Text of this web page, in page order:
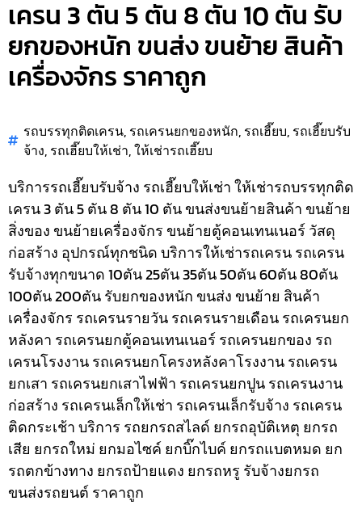
เครน 3 ตัน 5 ตัน 8 ตัน 10 ตัน รับ
ยกของหนัก ขนส่ง ขนย้าย สินค้า
เครื่องจักร ราคาถูก
รถบรรทุกติดเครน, รถเครนยกของหนัก, รถเฮี๊ยบ, รถเฮี๊ยบรับ
จ้าง, รถเฮี๊ยบให้เช่า,ให้เช่ารถเฮี๊ยบ
บริการรถเฮี๊ยบรับจ้าง รถเฮี๊ยบให้เช่า ให้เช่ารถบรรทุกติด
เครน 3 ตัน 5 ตัน 8 ตัน 10 ตัน ขนส่งขนย้ายสินค้า ขนย้าย
สิ่งของ ขนย้ายเครื่องจักร ขนย้ายตู้คอนเทนเนอร์ วัสดุ
ก่อสร้าง อุปกรณ์ทุกชนิดบริการให้เช่ารถเครน รถเครน
รับจ้างทุกขนาด 10ตัน 25ตัน 35ตัน 50ตัน 60ตัน 80ตัน
100ตัน 200ตัน รับยกของหนัก ขนส่ง ขนย้าย สินค้า
เครื่องจักร รถเครนรายวัน รถเครนรายเดือน รถเครนยก
หลังคา รถเครนยกตู้คอนเทนเนอร์ รถเครนยกของ รถ
เครนโรงงาน รถเครนยกโครงหลังคาโรงงาน รถเครน
ยกเสา รถเครนยกเสาไฟฟ้า รถเครนยกปูน รถเครนงาน
ก่อสร้าง รถเครนเล็กให้เช่า รถเครนเล็กรับจ้าง รถเครน
ติดกระเช้าบริการ รถยกรถสไลด์ ยกรถอุบัติเหตุ ยกรถ
เสีย ยกรถใหม่ ยกมอไซค์ ยกบิ๊กไบค์ ยกรถแบตหมด ยก
รถตกข้างทาง ยกรถป้ายแดง ยกรถหรู รับจ้างยกรถ
ขนส่งรถยนต์ ราคาถูก